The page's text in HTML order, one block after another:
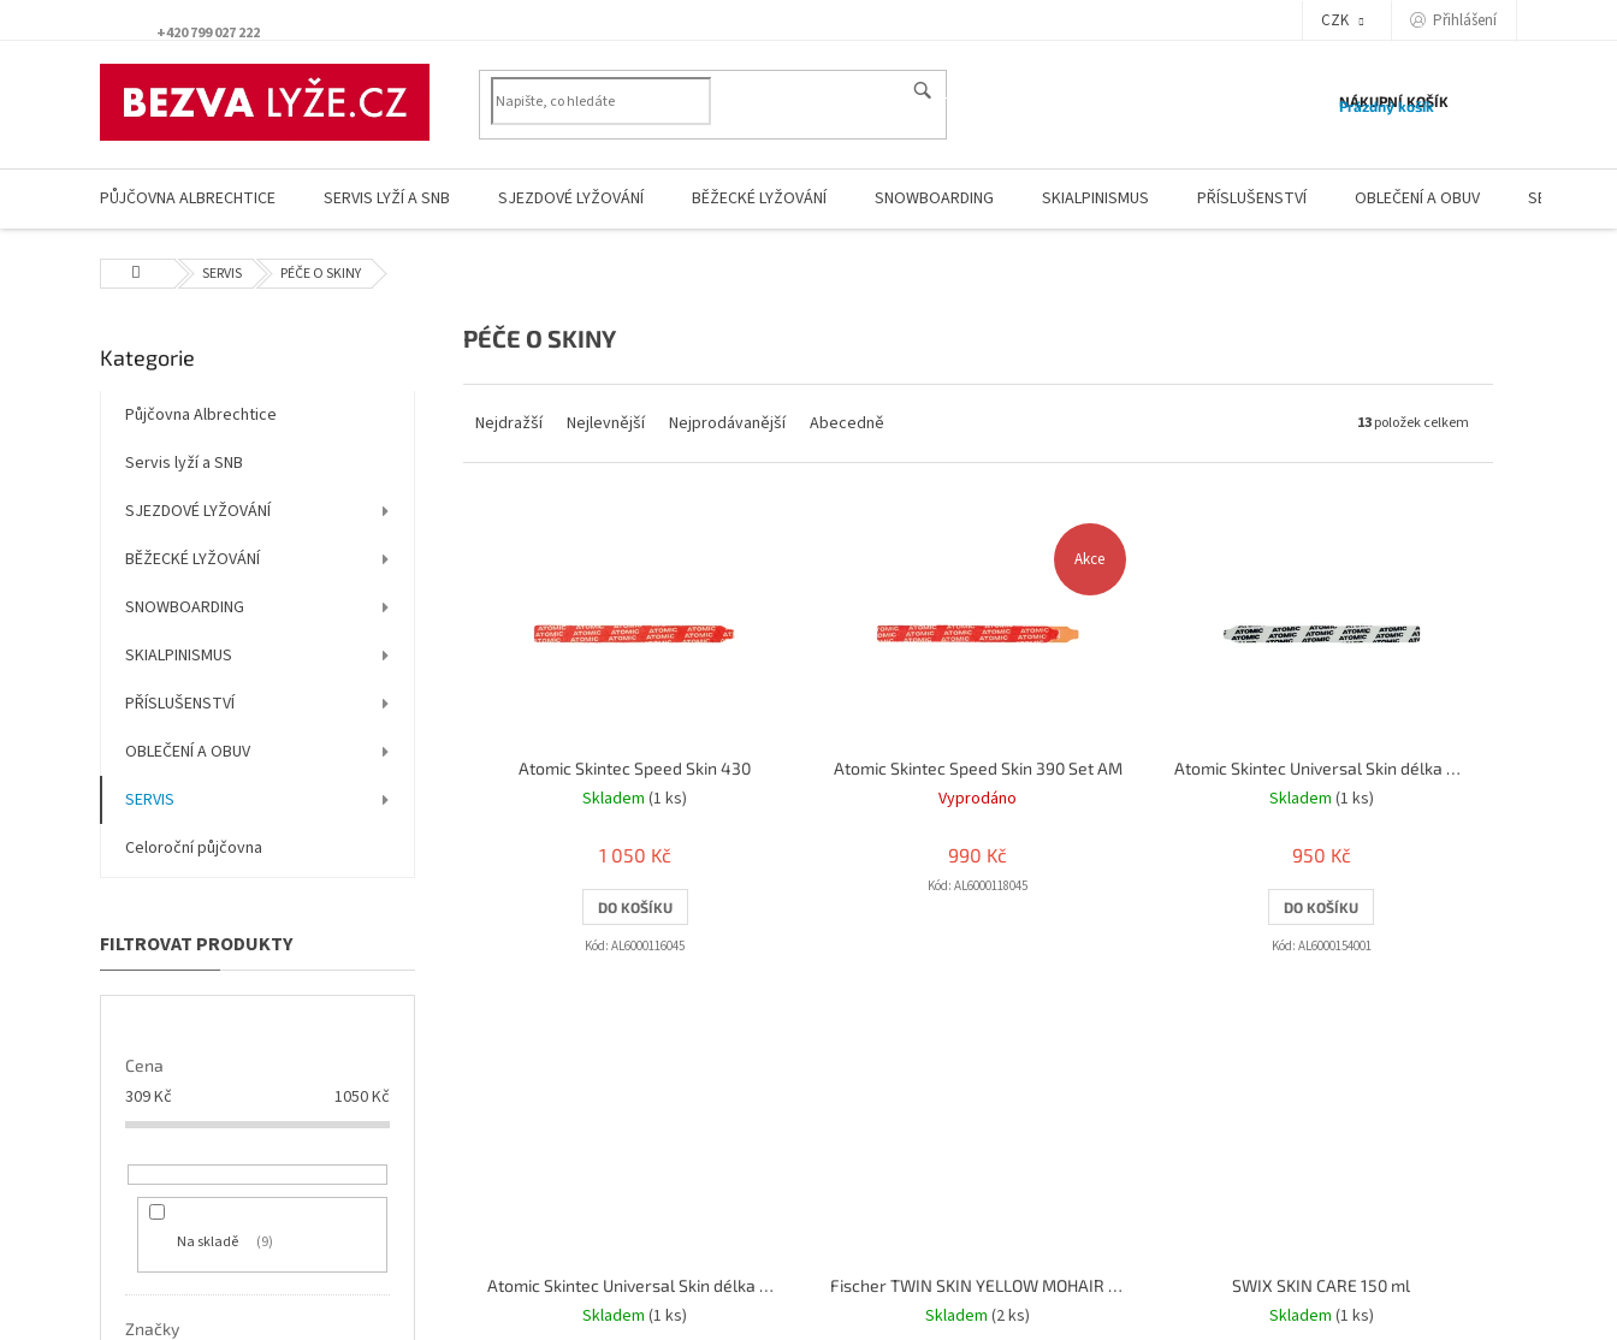
+420 799 027 222
CZK Přihlášení
NÁKUPNÍ KOŠÍK
Prázdný košík
PŮJČOVNA ALBRECHTICE SERVIS LYŽÍ A SNB SJEZDOVÉ LYŽOVÁNÍ BĚŽECKÉ LYŽOVÁNÍ SNOWBOARDING SKIALPINISMUS PŘÍSLUŠENSTVÍ OBLEČENÍ A OBUV SERVIS
Domů SERVIS PÉČE O SKINY
o
Přeskočit
Kategorie
Půjčovna Albrechtice
Servis lyží a SNB
SJEZDOVÉ LYŽOVÁNÍ
BĚŽECKÉ LYŽOVÁNÍ
SNOWBOARDING
SKIALPINISMUS
PŘÍSLUŠENSTVÍ
OBLEČENÍ A OBUV
SERVIS
Celoroční půjčovna
Cena
309Kč 1050Kč
Na skladě 9
Značky
PÉČE O SKINY
Nejdražší Nejlevnější Nejprodávanější Abecedně 13položek celkem
Atomic Skintec Speed Skin 430
Skladem(1 ks)
1 050 Kč
DO KOŠÍKU
Kód:AL6000116045
Akce
Atomic Skintec Speed Skin 390 Set AM
Vyprodáno
990 Kč
Kód:AL6000118045
Atomic Skintec Universal Skin délka 390mm
Skladem (1 ks)
950 Kč
DO KOŠÍKU
Kód: AL6000154001
Atomic Skintec Universal Skin délka 430mm
Skladem(1 ks)
Fischer TWIN SKIN YELLOW MOHAIR MIX , stoupací pásy
Skladem(2 ks)
SWIX SKIN CARE 150 ml
Skladem (1 ks)